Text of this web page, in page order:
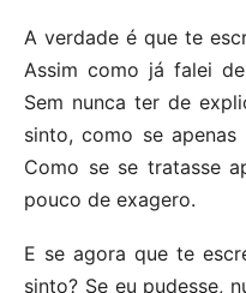
A verdade é que te
Assim como já falei
Sem nunca ter de
sinto, como se
Como se se tratasse
pouco de exagero.
E se agora que te
sinto? Se eu pudesse,